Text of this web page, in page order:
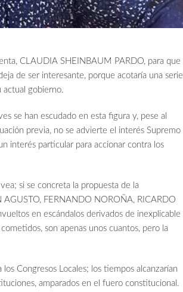
CLAUDIA SHEINBAUM PARDO, para que
de ser interesante, porque acotaría una serie
actual gobierno.
se han escudado en esta figura y, pese al
previa, no se advierte el interés Supremo
interés particular para accionar contra los
si se concreta la propuesta de la
FERNANDO NOROÑA, RICARDO
en escándalos derivados de inexplicable
son apenas unos cuantos, pero la
Congresos Locales; los tiempos alcanzarían
amparados en el fuero constitucional.